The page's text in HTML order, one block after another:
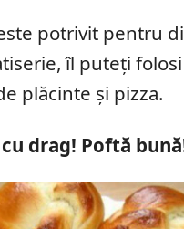
potrivit pentru
îl puteți
plăcinte și pizza.
drag! Poftă